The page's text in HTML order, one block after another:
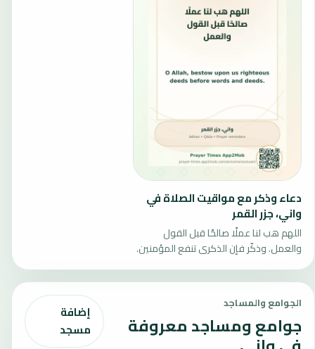
دعاء وذكر مع مواقيت الصلاة في
واني، جزر القمر
اللهم هب لنا عملًا صالحًا قبل القول
والعمل. وذكّر فإن الذكرى تنفع المؤمنين.
الجوامع والمساجد
جوامع ومساجد معروفة
إضافة
مسجد